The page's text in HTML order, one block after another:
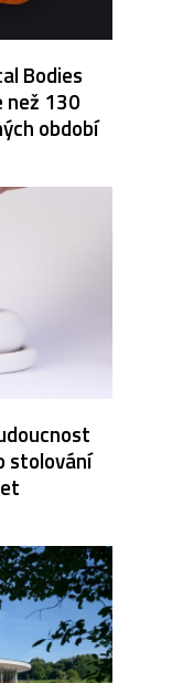
Bodies
než 130
období
stolování